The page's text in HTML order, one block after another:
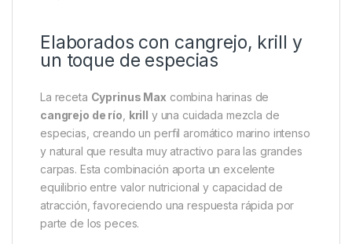
resistencia excepcional y un elevado poder de
atracción. Su textura extradura permite mantener el
cebo perfectamente colocado en el hair rig durante
largas horas, soportando los ataques de peces
pequeños, cangrejos y otros organismos sin perder
eficacia. Están especialmente indicados para
pescadores que buscan un cebo fiable en sesiones
prolongadas o en escenarios con una gran presión
de pesca.
Elaborados con cangrejo, krill y